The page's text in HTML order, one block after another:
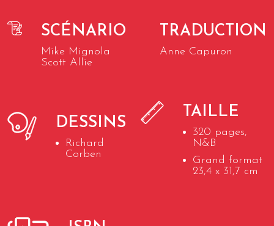
SCÉNARIO
Mike Mignola
Scott Allie
DESSINS
Richard
Corben
TRADUCTION
Anne Capuron
TAILLE
320 pages,
N&B
Grand format
23,4 x 31,7 cm